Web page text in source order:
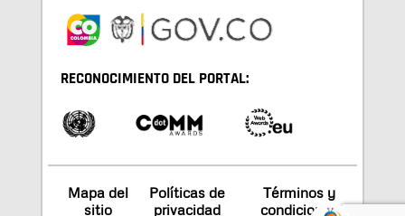
RECONOCIMIENTO DEL PORTAL:
Mapa del
sitio
Políticas de
privacidad
Términos y
condiciones